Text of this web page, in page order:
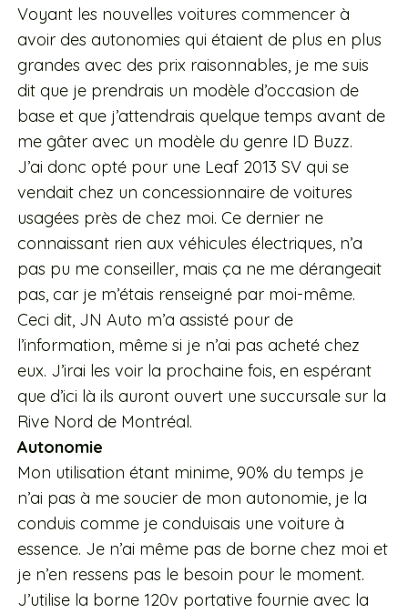
Voyant les nouvelles voitures commencer à
avoir des autonomies qui étaient de plus en plus
grandes avec des prix raisonnables, je me suis
dit que je prendrais un modèle d’occasion de
base et que j’attendrais quelque temps avant de
me gâter avec un modèle du genre ID Buzz.
J’ai donc opté pour une Leaf 2013 SV qui se
vendait chez un concessionnaire de voitures
usagées près de chez moi. Ce dernier ne
connaissant rien aux véhicules électriques, n’a
pas pu me conseiller, mais ça ne me dérangeait
pas, car je m’étais renseigné par moi-même.
Ceci dit, JN Auto m’a assisté pour de
l’information, même si je n’ai pas acheté chez
eux. J’irai les voir la prochaine fois, en espérant
que d’ici là ils auront ouvert une succursale sur la
Rive Nord de Montréal.
Autonomie
Mon utilisation étant minime, 90% du temps je
n’ai pas à me soucier de mon autonomie, je la
conduis comme je conduisais une voiture à
essence. Je n’ai même pas de borne chez moi et
je n’en ressens pas le besoin pour le moment.
J’utilise la borne 120v portative fournie avec la